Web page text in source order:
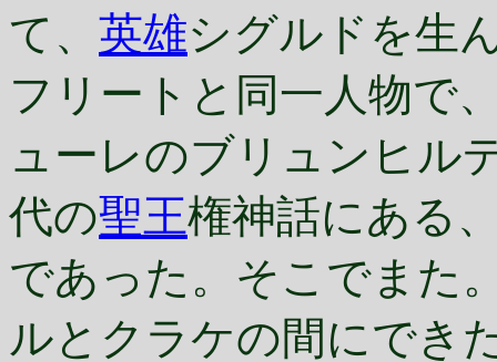
て、 英雄シグルドを生
フリートと同一人物で
ューレのブリュンヒル
代の聖王権神話にある
であった。そこでまた
ルとクラケの間にでき